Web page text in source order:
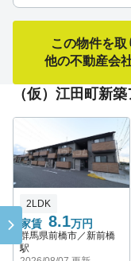
この物件を取
他の不動産会
（仮）江田町新
家賃 8.1万円
2LDK
群馬県前橋市／新前橋
駅